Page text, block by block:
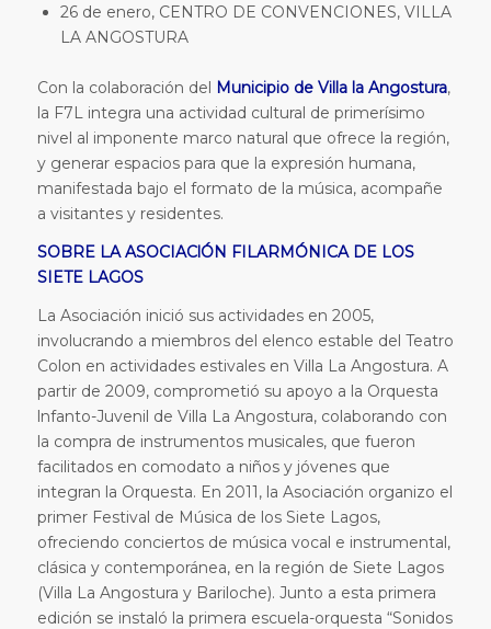
26 de enero, CENTRO DE CONVENCIONES, VILLA
LA ANGOSTURA
Con la colaboración del Municipio de Villa la Angostura,
la F7L integra una actividad cultural de primerísimo
nivel al imponente marco natural que ofrece la región,
y generar espacios para que la expresión humana,
manifestada bajo el formato de la música, acompañe
a visitantes y residentes.
SOBRE LA ASOCIAClÓN FILARMÓNICA DE LOS
SIETE LAGOS
La Asociación inició sus actividades en 2005,
involucrando a miembros del elenco estable del Teatro
Colon en actividades estivales en Villa La Angostura. A
partir de 2009, comprometió su apoyo a la Orquesta
lnfanto-Juvenil de Villa La Angostura, colaborando con
la compra de instrumentos musicales, que fueron
facilitados en comodato a niños y jóvenes que
integran la Orquesta. En 2011, la Asociación organizo el
primer Festival de Música de los Siete Lagos,
ofreciendo conciertos de música vocal e instrumental,
clásica y contemporánea, en la región de Siete Lagos
(Villa La Angostura y Bariloche). Junto a esta primera
edición se instaló la primera escuela-orquesta “Sonidos